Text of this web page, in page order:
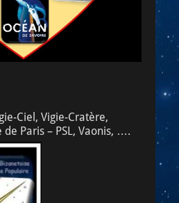
Ciel, Vigie-Cratère,
Paris – PSL, Vaonis, ….